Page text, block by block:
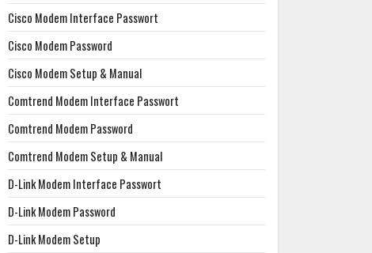
Cisco Modem Interface Passwort
Cisco Modem Password
Cisco Modem Setup & Manual
Comtrend Modem Interface Passwort
Comtrend Modem Password
Comtrend Modem Setup & Manual
D-Link Modem Interface Passwort
D-Link Modem Password
D-Link Modem Setup